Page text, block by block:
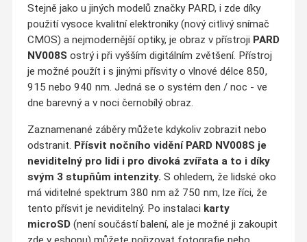
Stejně jako u jiných modelů značky PARD, i zde díky
použití vysoce kvalitní elektroniky (nový citlivý snímač
CMOS) a nejmodernější optiky, je obraz v přístroji PARD
NV008S ostrý i při vyšším digitálním zvětšení. Přístroj
je možné použít i s jinými přísvity o vlnové délce 850,
915 nebo 940 nm. Jedná se o systém den / noc - ve
dne barevný a v noci černobílý obraz.
Zaznamenané záběry můžete kdykoliv zobrazit nebo
odstranit. Přísvit nočního vidění PARD NV008S je
neviditelný pro lidi i pro divoká zvířata a to i díky
svým 3 stupňům intenzity. S ohledem, že lidské oko
má viditelné spektrum 380 nm až 750 nm, lze říci, že
tento přísvit je neviditelný. Po instalaci karty
microSD(není součástí balení, ale je možné ji zakoupit